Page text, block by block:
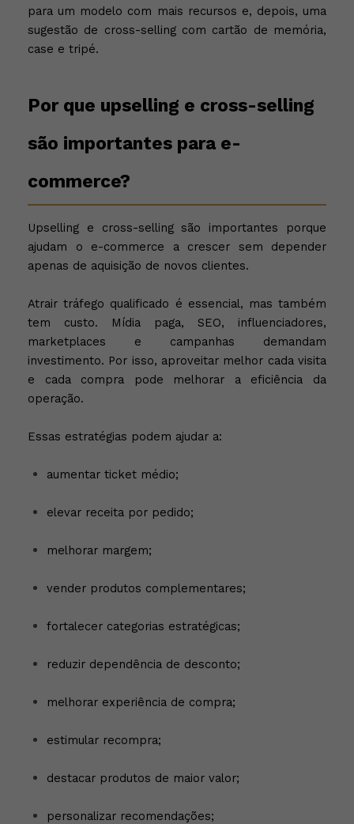
para um modelo com mais recursos e, depois, uma
sugestão de cross-selling com cartão de memória,
case e tripé.
Por que upselling e cross-selling
são importantes para e-
commerce?
Upselling e cross-selling são importantes porque
ajudam o e-commerce a crescer sem depender
apenas de aquisição de novos clientes.
Atrair tráfego qualificado é essencial, mas também
tem custo. Mídia paga, SEO, influenciadores,
marketplaces e campanhas demandam
investimento. Por isso, aproveitar melhor cada visita
e cada compra pode melhorar a eficiência da
operação.
Essas estratégias podem ajudar a:
aumentar ticket médio;
elevar receita por pedido;
melhorar margem;
vender produtos complementares;
fortalecer categorias estratégicas;
reduzir dependência de desconto;
melhorar experiência de compra;
estimular recompra;
destacar produtos de maior valor;
personalizar recomendações;